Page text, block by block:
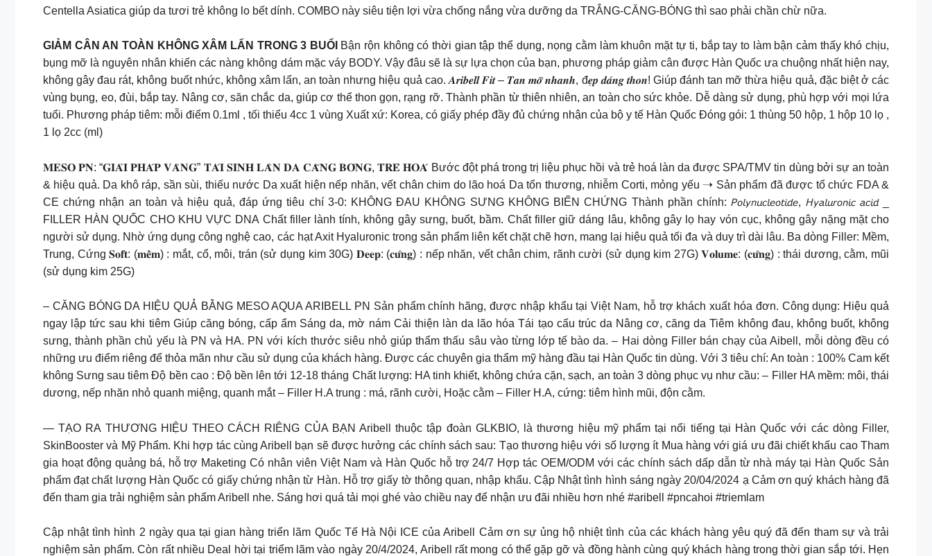
Centella Asiatica giúp da tươi trẻ không lo bết dính. COMBO này siêu tiện lợi vừa chống nắng vừa dưỡng da TRẮNG-CĂNG-BÓNG thì sao phải chần chừ nữa.
GIẢM CÂN AN TOÀN KHÔNG XÂM LẤN TRONG 3 BUỔI Bận rộn không có thời gian tập thể dụng, nọng cằm làm khuôn mặt tự ti, bắp tay to làm bận cảm thấy khó chịu,
bụng mỡ là nguyên nhân khiến các nàng không dám mặc váy BODY. Vậy đâu sẽ là sự lựa chọn của bạn, phương pháp giảm cân được Hàn Quốc ưa chuộng nhất hiện nay,
không gây đau rát, không buốt nhức, không xâm lấn, an toàn nhưng hiệu quả cao. 𝑨𝒓𝒊𝒃𝒆𝒍𝒍 𝑭𝒊𝒕 – 𝑻𝒂𝒏 𝒎𝒐̛̃ 𝒏𝒉𝒂𝒏𝒉, đ𝒆̣𝒑 𝒅𝒂́𝒏𝒈 𝒕𝒉𝒐𝒏! Giúp đánh tan mỡ thừa hiệu quả, đặc biệt ở các
vùng bụng, eo, đùi, bắp tay. Nâng cơ, săn chắc da, giúp cơ thể thon gọn, rạng rỡ. Thành phần từ thiên nhiên, an toàn cho sức khỏe. Dễ dàng sử dụng, phù hợp với mọi lứa
tuổi. Phương pháp tiêm: mỗi điểm 0.1ml , tối thiểu 4cc 1 vùng Xuất xứ: Korea, có giấy phép đầy đủ chứng nhận của bộ y tế Hàn Quốc Đóng gói: 1 thùng 50 hộp, 1 hộp 10 lọ ,
1 lọ 2cc (ml)
𝐌𝐄𝐒𝐎 𝐏𝐍: “𝐆𝐈𝐀̉𝐈 𝐏𝐇𝐀́𝐏 𝐕𝐀̀𝐍𝐆” 𝐓𝐀́𝐈 𝐒𝐈𝐍𝐇 𝐋𝐀̀𝐍 𝐃𝐀 𝐂𝐀̆𝐍𝐆 𝐁𝐎́𝐍𝐆, 𝐓𝐑𝐄̉ 𝐇𝐎𝐀́ Bước đột phá trong trị liệu phục hồi và trẻ hoá làn da được SPA/TMV tin dùng bởi sự an toàn
& hiệu quả. Da khô ráp, sần sùi, thiếu nước Da xuất hiện nếp nhăn, vết chân chim do lão hoá Da tổn thương, nhiễm Corti, mỏng yếu ➝ Sản phẩm đã được tổ chức FDA &
CE chứng nhận an toàn và hiệu quả, đáp ứng tiêu chí 3-0: KHÔNG ĐAU KHÔNG SƯNG KHÔNG BIẾN CHỨNG Thành phần chính: 𝘗𝘰𝘭𝘺𝘯𝘶𝘤𝘭𝘦𝘰𝘵𝘪𝘥𝘦, 𝘏𝘺𝘢𝘭𝘶𝘳𝘰𝘯𝘪𝘤 𝘢𝘤𝘪𝘥 _
FILLER HÀN QUỐC CHO KHU VỰC DNA Chất filler lành tính, không gây sưng, buốt, bầm. Chất filler giữ dáng lâu, không gây lọ hay vón cục, không gây nặng mặt cho
người sử dụng. Nhờ ứng dụng công nghệ cao, các hạt Axit Hyaluronic trong sản phẩm liên kết chặt chẽ hơn, mang lại hiệu quả tối đa và duy trì dài lâu. Ba dòng Filler: Mềm,
Trung, Cứng 𝐒𝐨𝐟𝐭: (𝐦𝐞̂̀𝐦) : mắt, cổ, môi, trán (sử dụng kim 30G) 𝐃𝐞𝐞𝐩: (𝐜𝐮̛́𝐧𝐠) : nếp nhăn, vết chân chim, rãnh cười (sử dụng kim 27G) 𝐕𝐨𝐥𝐮𝐦𝐞: (𝐜𝐮̛́𝐧𝐠) : thái dương, cằm, mũi
(sử dụng kim 25G)
– CĂNG BÓNG DA HIỆU QUẢ BẰNG MESO AQUA ARIBELL PN Sản phẩm chính hãng, được nhập khẩu tại Việt Nam, hỗ trợ khách xuất hóa đơn. Công dụng: Hiệu quả
ngay lập tức sau khi tiêm Giúp căng bóng, cấp ẩm Sáng da, mờ nám Cải thiện làn da lão hóa Tái tạo cấu trúc da Nâng cơ, căng da Tiêm không đau, không buốt, không
sưng, thành phần chủ yếu là PN và HA. PN với kích thước siêu nhỏ giúp thẩm thấu sâu vào từng lớp tế bào da. – Hai dòng Filler bán chạy của Aibell, mỗi dòng đều có
những ưu điểm riêng để thỏa mãn như cầu sử dụng của khách hàng. Được các chuyên gia thẩm mỹ hàng đầu tại Hàn Quốc tin dùng. Với 3 tiêu chí: An toàn : 100% Cam kết
không Sưng sau tiêm Độ bền cao : Độ bền lên tới 12-18 tháng Chất lượng: HA tinh khiết, không chứa cặn, sạch, an toàn 3 dòng phục vụ như cầu: – Filler HA mềm: môi, thái
dương, nếp nhăn nhỏ quanh miệng, quanh mắt – Filler H.A trung : má, rãnh cười, Hoặc cằm – Filler H.A, cứng: tiêm hình mũi, độn cằm.
— TẠO RA THƯƠNG HIỆU THEO CÁCH RIÊNG CỦA BẠN Aribell thuộc tập đoàn GLKBIO, là thương hiệu mỹ phẩm tại nổi tiếng tại Hàn Quốc với các dòng Filler,
SkinBooster và Mỹ Phẩm. Khi hợp tác cùng Aribell bạn sẽ được hưởng các chính sách sau: Tạo thương hiệu với số lượng ít Mua hàng với giá ưu đãi chiết khấu cao Tham
gia hoạt động quảng bá, hỗ trợ Maketing Có nhân viên Việt Nam và Hàn Quốc hỗ trợ 24/7 Hợp tác OEM/ODM với các chính sách dấp dẫn từ nhà máy tại Hàn Quốc Sản
phẩm đạt chất lượng Hàn Quốc có giấy chứng nhận từ Hàn. Hỗ trợ giấy tờ thông quan, nhập khẩu. Cập Nhật tình hình sáng ngày 20/04/2024 ạ Cảm ơn quý khách hàng đã
đến tham gia trải nghiệm sản phẩm Aribell nhe. Sáng hơi quá tải mọi ghé vào chiều nay để nhận ưu đãi nhiều hơn nhé #aribell #pncahoi #triemlam
Cập nhật tình hình 2 ngày qua tại gian hàng triển lãm Quốc Tế Hà Nội ICE của Aribell Cảm ơn sự ủng hộ nhiệt tình của các khách hàng yêu quý đã đến tham sự và trải
nghiệm sản phẩm. Còn rất nhiều Deal hời tại triểm lãm vào ngày 20/4/2024, Aribell rất mong có thể gặp gỡ và đồng hành cùng quý khách hàng trong thời gian sắp tới. Hẹn